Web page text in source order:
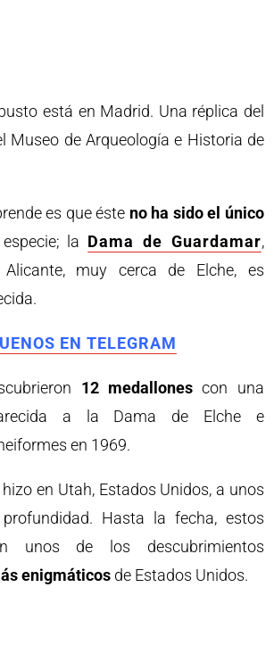
está en Madrid. Una réplica del
Museo de Arqueología e Historia de
es que éste no ha sido el único
la Dama de Guardamar,
Alicante, muy cerca de Elche, es
EN TELEGRAM
12 medallonescon una
a la Dama de Elche e
en 1969.
en Utah, Estados Unidos, a unos
Hasta la fecha, estos
unos de los descubrimientos
enigmáticos de Estados Unidos.